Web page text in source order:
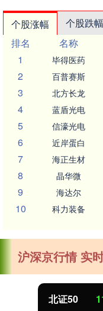
个股涨幅 个股跌幅
排名
名称
1
毕得医药
2 百普赛斯
3 北方长龙
4 蓝盾光电
5 信濠光电
6 近岸蛋白
7 海正生材
8 晶华微
9 海达尔
10 科力装备
沪深京行情 实
北证50